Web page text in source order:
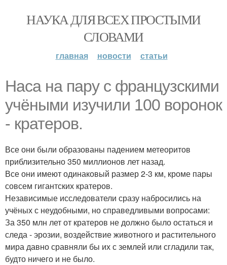
НАУКА ДЛЯ ВСЕХ ПРОСТЫМИ
СЛОВАМИ
главная новости статьи
Наса на пару с французскими
учёными изучили 100 воронок
- кратеров.
Все они были образованы падением метеоритов
приблизительно 350 миллионов лет назад.
Все они имеют одинаковый размер 2-3 км, кроме пары
совсем гигантских кратеров.
Независимые исследователи сразу набросились на
учёных с неудобными, но справедливыми вопросами:
За 350 млн лет от кратеров не должно было остаться и
следа - эрозии, воздействие животного и растительного
мира давно сравняли бы их с землей или сгладили так,
будто ничего и не было.